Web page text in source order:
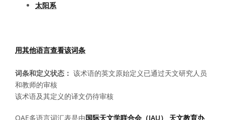
太阳系
用其他语言查看该词条
词条和定义状态： 该术语的英文原始定义已通过天文研究人员
和教师的审核
该术语及其定义的译文仍待审核
OAE多语言词汇表是由国际天文学联合会（IAU） 天文教育办